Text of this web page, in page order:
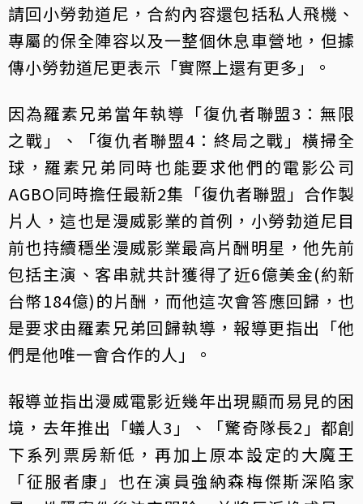
請回小勞勃道尼，合約內容還包括私人飛機、
專屬的保全陣容以及一整個休息車營地，但據
傳小勞勃道尼更表示「實際上還有更多」。
因為羅素兄弟當年執導「復仇者聯盟3：無限
之戰」、「復仇者聯盟4：終局之戰」橫掃全
球，羅素兄弟同時也能要求他們的電影公司
AGBO同時擔任最新2集「復仇者聯盟」合作製
片人，這也是漫威影業的首例，小勞勃道尼目
前也持續穩坐漫威影業最高片酬明星，他先前
包括主演、客串就共計獲得了近6億美金(約新
台幣184億)的片酬，而他這次會答應回歸，也
是要求由羅素兄弟回歸執導，報導更指出「他
們是他唯一會合作的人」。
報導並指出漫威電影近幾年出現顯而易見的困
境，去年推出「蟻人3」、「驚奇隊長2」都創
下系列票房新低，再加上原本設定的大魔王
「征服者康」也在演員強納森梅傑斯深陷家